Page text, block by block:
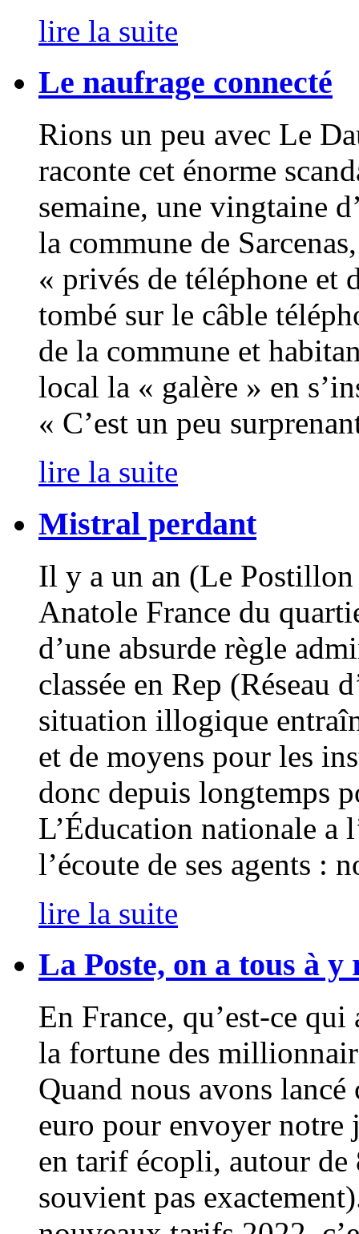
lire la suite
Le naufrage connecté
Rions un peu avec Le
raconte cet énorme
semaine, une vingtaine
la commune de
« privés de téléphone et
tombé sur le câble
de la commune et
local la « galère » en
« C’est un peu
lire la suite
Mistral perdant
Il y a un an (Le
Anatole France du
d’une absurde règle
classée en Rep (Réseau
situation illogique
et de moyens pour les
donc depuis longtemps
L’Éducation nationale a
l’écoute de ses agents :
lire la suite
La Poste, on a tous à y
En France, qu’est-ce
la fortune des
Quand nous avons
euro pour envoyer notre
en tarif écopli, autour de
souvient pas